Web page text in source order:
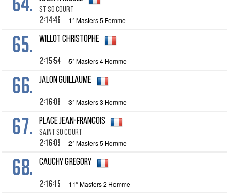
ST SO COURT
2:14:46 1° Masters 5 Femme
65. WILLOT Christophe
2:15:54 5° Masters 4 Homme
66. JALON Guillaume
2:16:08 3° Masters 3 Homme
67. PLACE Jean-Francois
SAINT SO COURT
2:16:09 2° Masters 5 Homme
68. CAUCHY Gregory
2:16:15 11° Masters 2 Homme